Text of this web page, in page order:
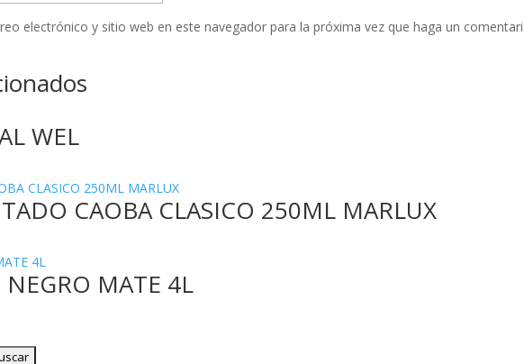
electrónico y sitio web en este navegador para la próxima vez que haga un
WEL
CAOBA CLASICO 250ML MARLUX
MATE 4L